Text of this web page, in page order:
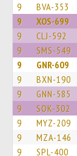
9 BVA-353
9 XOS-699
9 CLJ-592
9 SMS-549
9 GNR-609
9 BXN-190
9 GNN-585
9 SOK-302
9 MYZ-209
9 MZA-146
9 SPL-400